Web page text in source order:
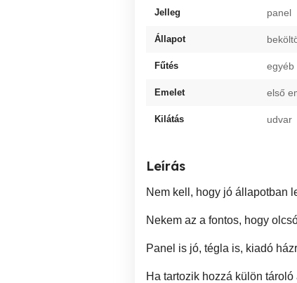
Jelleg panel
Állapot
Fűtés egyéb
Emelet első
Kilátás udvar
Leírás
Nem kell, hogy jó állapotban
Nekem az a fontos, hogy
Panel is jó, tégla is, kiadó
Ha tartozik hozzá külön